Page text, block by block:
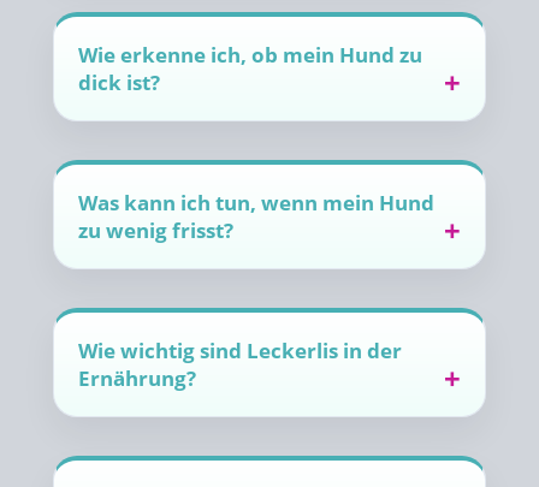
Wie erkenne ich, ob mein Hund zu
dick ist?
Was kann ich tun, wenn mein Hund
zu wenig frisst?
Wie wichtig sind Leckerlis in der
Ernährung?